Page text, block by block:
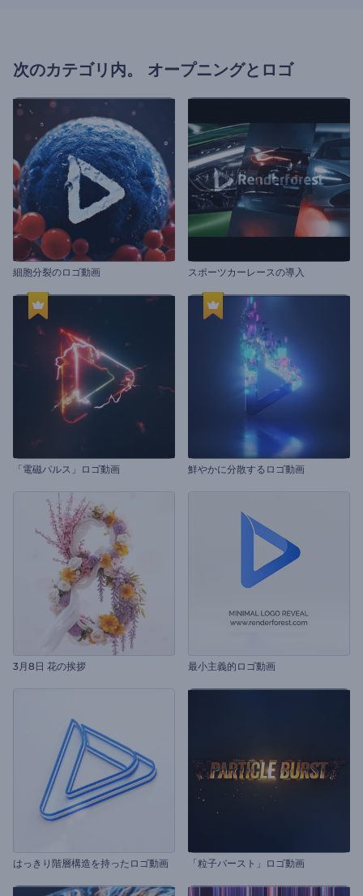
次のカテゴリ内。 オープニングとロゴ
細胞分裂のロゴ動画 スポーツカーレースの導入
「電磁パルス」ロゴ動画 鮮やかに分散するロゴ動画
3月8日 花の挨拶 最小主義的ロゴ動画
はっきり階層構造を持ったロゴ動画 「粒子バースト」ロゴ動画